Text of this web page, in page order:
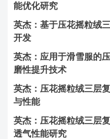
能优化研究
英杰：基于压花摇粒绒
开发
英杰：应用于滑雪服的
磨性提升技术
英杰：压花摇粒绒三层
与性能
英杰：压花摇粒绒三层
透气性能研究